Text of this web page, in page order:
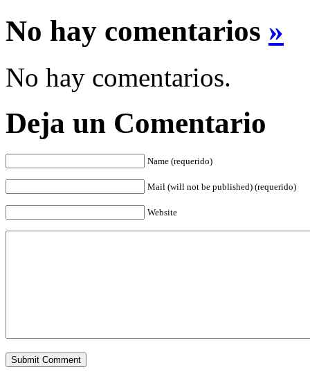
No hay comentarios »
No hay comentarios.
Deja un Comentario
Name (requerido)
Mail (will not be published) (requerido)
Website